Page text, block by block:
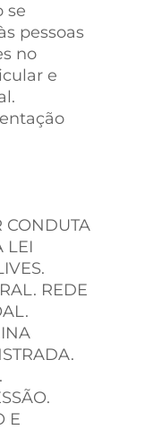
se
pessoas
no
e
CONDUTA
LEI
REDE
E